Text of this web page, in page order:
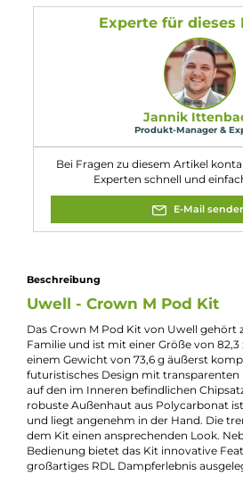
Kit erhältlich?
Das Kit ist in verschiedenen
die dem Kit einen ansprechenden
9. Wie erfolgt die Pod-
Die Pod-Fixierung erfolgt sicher
auf dem Mod, was eine stabileund
gewährleistet.
10. Wie lange dauert es, den
Dank des schnellen 2A Fast-
aufgeladen werden, was die
Wartezeit verkürzt.
Eigenschaften
Akkuform:
Interner Akku
Pod-System
Display:
OLED-Display
Eigenschaften:
Besondere Optik
Füllvolumen:
4ml